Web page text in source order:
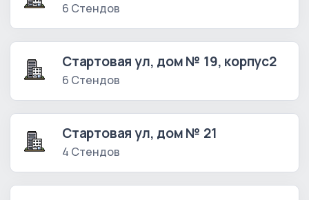
6 Стендов
Стартовая ул, дом № 19, корпус2
6 Стендов
Стартовая ул, дом № 21
4 Стендов